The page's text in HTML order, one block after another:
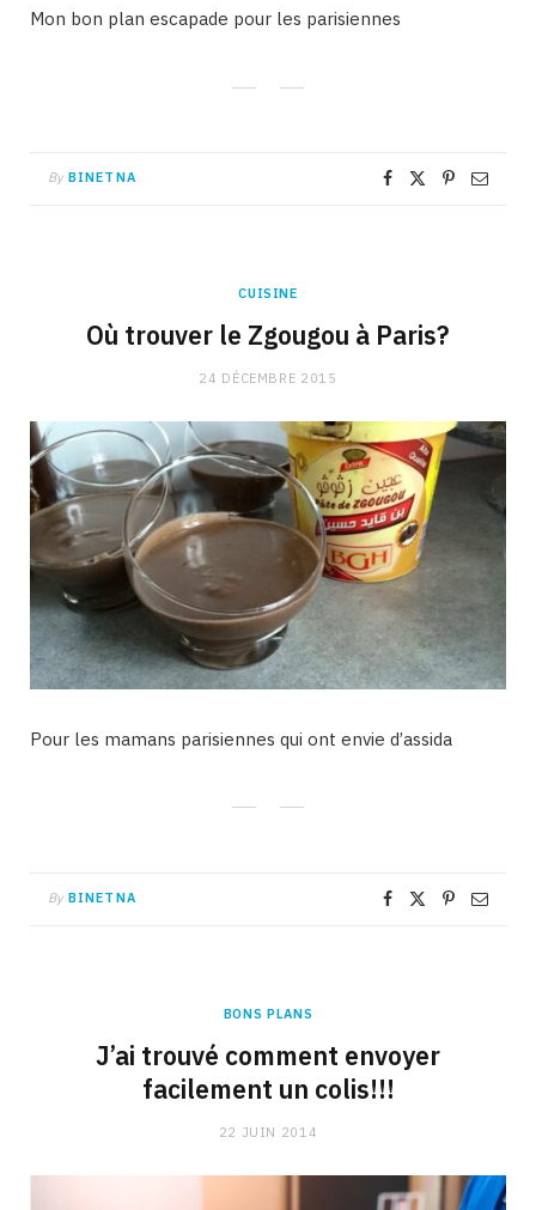
Mon bon plan escapade pour les parisiennes
By BINETNA
CUISINE
Où trouver le Zgougou à Paris?
24 DÉCEMBRE 2015
Pour les mamans parisiennes qui ont envie d’assida
By BINETNA
BONS PLANS
J’ai trouvé comment envoyer
facilement un colis!!!
22 JUIN 2014